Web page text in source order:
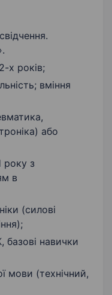
х років;
вміння
або
року з
в
(силові
навички
мови (технічний,